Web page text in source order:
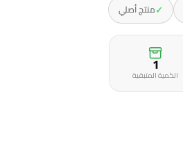
✓منتج أصلي
1
الكمية المتبقية